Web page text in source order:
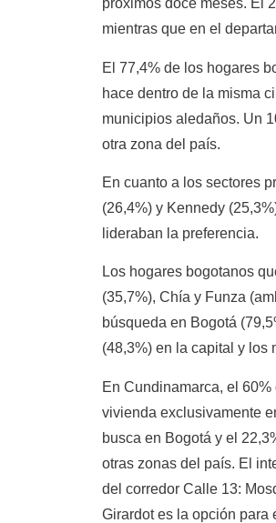
próximos doce meses. El
mientras que en el
El 77,4% de los hogares
hace dentro de la misma
municipios aledaños. Un
otra zona del país.
En cuanto a los sectores
(26,4%) y Kennedy
lideraban la preferencia.
Los hogares bogotanos
(35,7%), Chía y Funza
búsqueda en Bogotá
(48,3%) en la capital y los
En Cundinamarca, el
vivienda exclusivamente
busca en Bogotá y el
otras zonas del país. El
del corredor Calle 13:
Girardot es la opción para